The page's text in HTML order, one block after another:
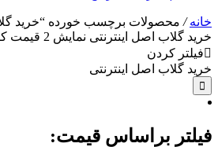
خانه/ محصولات برچسب خورده “خرید
خرید گلاب اصل اینترنتی نمایش 2 قیمت
فیلتر کردن
خرید گلاب اصل اینترنتی
فیلتر براساس قیمت: